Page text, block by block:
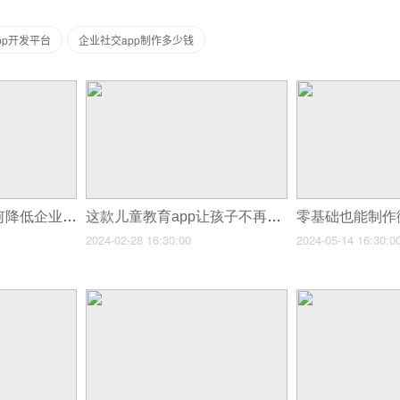
开发平台 企业社交app制作多少钱
15种实用技巧：如何降低企业app开发代理费用 这款儿童教育app让孩子不再宅在家里玩游戏！
2024-02-28 16:30:00 2024-05-14